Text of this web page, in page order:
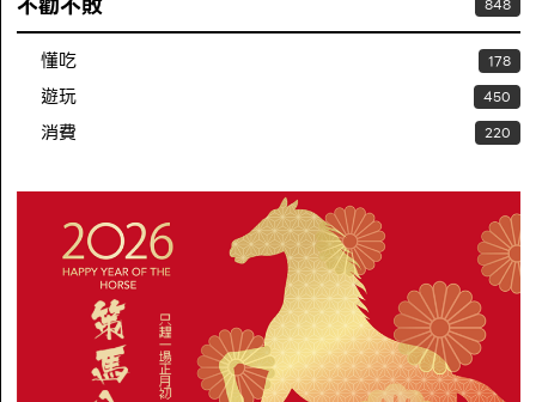
848
懂吃 178
遊玩 450
消費 220